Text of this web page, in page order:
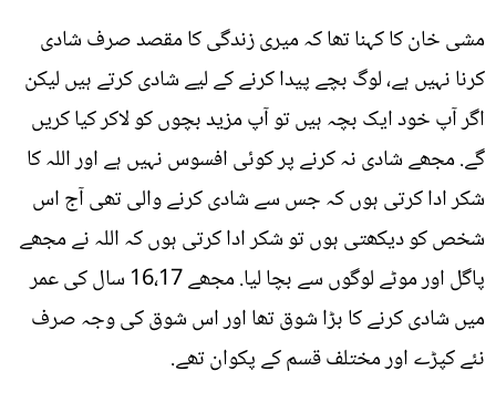
مشی خان کا کہنا تھا کہ میری زندگی کا مقصد صرف شادی
کرنا نہیں ہے، لوگ بچے پیدا کرنے کے لیے شادی کرتے ہیں لیکن
اگر آپ خود ایک بچہ ہیں تو آپ مزید بچوں کو لاکر کیا کریں
گے. مجھے شادی نہ کرنے پر کوئی افسوس نہیں ہے اور اللہ کا
شکر ادا کرتی ہوں کہ جس سے شادی کرنے والی تھی آج اس
شخص کو دیکھتی ہوں تو شکر ادا کرتی ہوں کہ اللہ نے مجھے
پاگل اور موٹے لوگوں سے بچا لیا. مجھے 16،17 سال کی عمر
میں شادی کرنے کا بڑا شوق تھا اور اس شوق کی وجہ صرف
نئے کپڑے اور مختلف قسم کے پکوان تھے.